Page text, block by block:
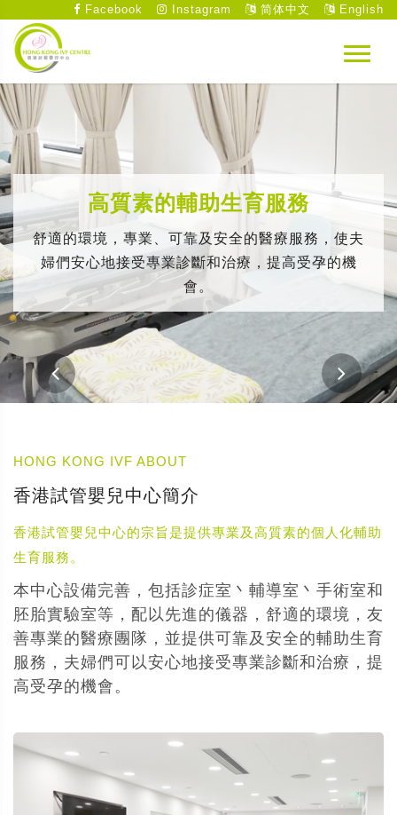
Facebook Instagram 简体中文 English
高質素的輔助生育服務
舒適的環境，專業、可靠及安全的醫療服務，使夫
婦們安心地接受專業診斷和治療，提高受孕的機
會。
HONG KONG IVF ABOUT
香港試管嬰兒中心簡介
香港試管嬰兒中心的宗旨是提供專業及高質素的個人化輔助
生育服務。
本中心設備完善，包括診症室丶輔導室丶手術室和
胚胎實驗室等，配以先進的儀器，舒適的環境，友
善專業的醫療團隊，並提供可靠及安全的輔助生育
服務，夫婦們可以安心地接受專業診斷和治療，提
高受孕的機會。